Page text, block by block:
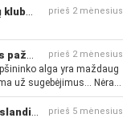
prieš 2 mėnesius
prieš 2 mėnesius
alga yra maždaug
už sugebėjimus... Nėra
prieš 5 mėnesius